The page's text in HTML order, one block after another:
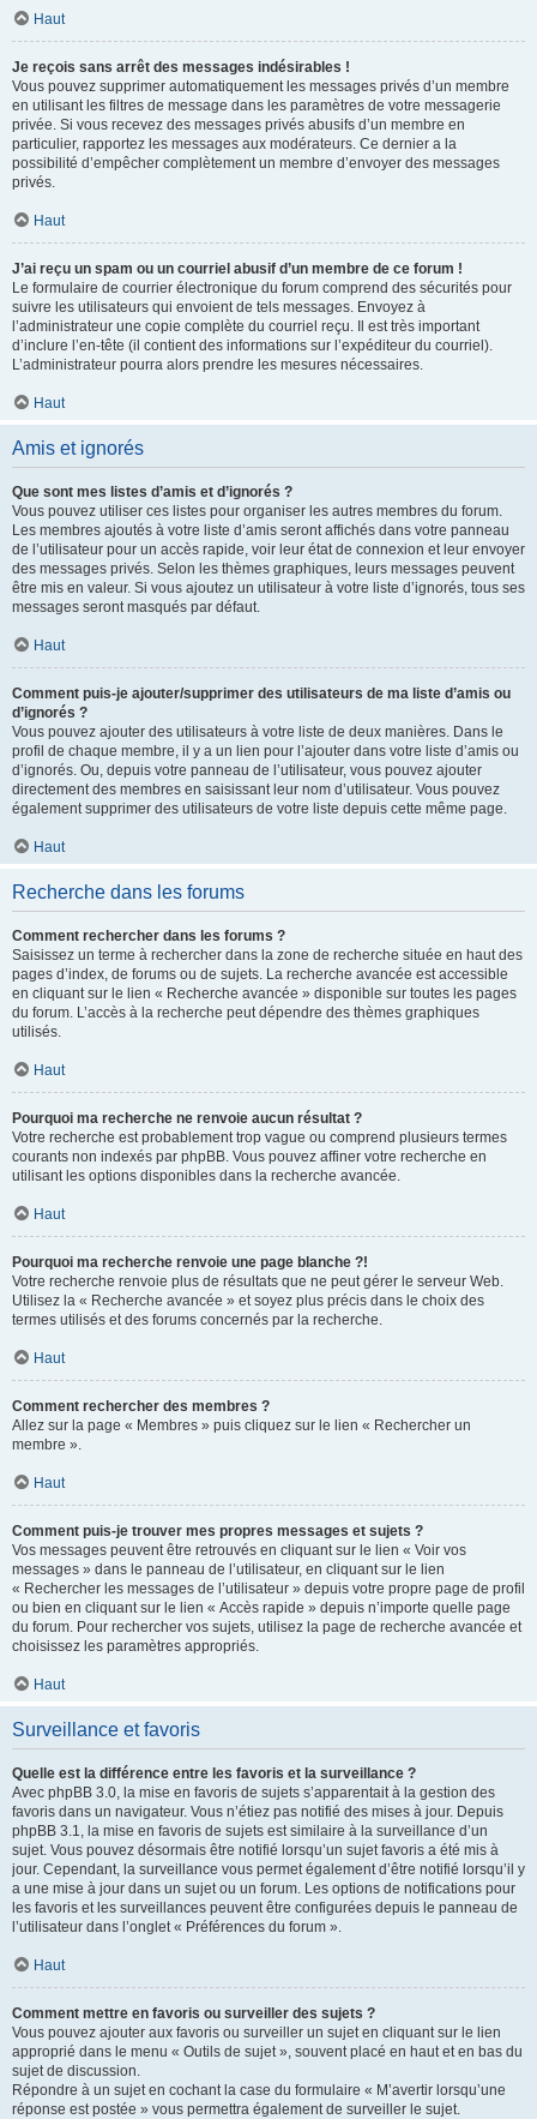
Haut
Je reçois sans arrêt des messages indésirables !
Vous pouvez supprimer automatiquement les messages privés d’un membre
en utilisant les filtres de message dans les paramètres de votre messagerie
privée. Si vous recevez des messages privés abusifs d’un membre en
particulier, rapportez les messages aux modérateurs. Ce dernier a la
possibilité d’empêcher complètement un membre d’envoyer des messages
privés.
Haut
J’ai reçu un spam ou un courriel abusif d’un membre de ce forum !
Le formulaire de courrier électronique du forum comprend des sécurités pour
suivre les utilisateurs qui envoient de tels messages. Envoyez à
l’administrateur une copie complète du courriel reçu. Il est très important
d’inclure l’en-tête (il contient des informations sur l’expéditeur du courriel).
L’administrateur pourra alors prendre les mesures nécessaires.
Haut
Amis et ignorés
Que sont mes listes d’amis et d’ignorés ?
Vous pouvez utiliser ces listes pour organiser les autres membres du forum.
Les membres ajoutés à votre liste d’amis seront affichés dans votre panneau
de l’utilisateur pour un accès rapide, voir leur état de connexion et leur envoyer
des messages privés. Selon les thèmes graphiques, leurs messages peuvent
être mis en valeur. Si vous ajoutez un utilisateur à votre liste d’ignorés, tous ses
messages seront masqués par défaut.
Haut
Comment puis-je ajouter/supprimer des utilisateurs de ma liste d’amis ou
d’ignorés ?
Vous pouvez ajouter des utilisateurs à votre liste de deux manières. Dans le
profil de chaque membre, il y a un lien pour l’ajouter dans votre liste d’amis ou
d’ignorés. Ou, depuis votre panneau de l’utilisateur, vous pouvez ajouter
directement des membres en saisissant leur nom d’utilisateur. Vous pouvez
également supprimer des utilisateurs de votre liste depuis cette même page.
Haut
Recherche dans les forums
Comment rechercher dans les forums ?
Saisissez un terme à rechercher dans la zone de recherche située en haut des
pages d’index, de forums ou de sujets. La recherche avancée est accessible
en cliquant sur le lien « Recherche avancée » disponible sur toutes les pages
du forum. L’accès à la recherche peut dépendre des thèmes graphiques
utilisés.
Haut
Pourquoi ma recherche ne renvoie aucun résultat ?
Votre recherche est probablement trop vague ou comprend plusieurs termes
courants non indexés par phpBB. Vous pouvez affiner votre recherche en
utilisant les options disponibles dans la recherche avancée.
Haut
Pourquoi ma recherche renvoie une page blanche ?!
Votre recherche renvoie plus de résultats que ne peut gérer le serveur Web.
Utilisez la « Recherche avancée » et soyez plus précis dans le choix des
termes utilisés et des forums concernés par la recherche.
Haut
Comment rechercher des membres ?
Allez sur la page « Membres » puis cliquez sur le lien « Rechercher un
membre ».
Haut
Comment puis-je trouver mes propres messages et sujets ?
Vos messages peuvent être retrouvés en cliquant sur le lien « Voir vos
messages » dans le panneau de l’utilisateur, en cliquant sur le lien
« Rechercher les messages de l’utilisateur » depuis votre propre page de profil
ou bien en cliquant sur le lien « Accès rapide » depuis n’importe quelle page
du forum. Pour rechercher vos sujets, utilisez la page de recherche avancée et
choisissez les paramètres appropriés.
Haut
Surveillance et favoris
Quelle est la différence entre les favoris et la surveillance ?
Avec phpBB 3.0, la mise en favoris de sujets s’apparentait à la gestion des
favoris dans un navigateur. Vous n’étiez pas notifié des mises à jour. Depuis
phpBB 3.1, la mise en favoris de sujets est similaire à la surveillance d’un
sujet. Vous pouvez désormais être notifié lorsqu’un sujet favoris a été mis à
jour. Cependant, la surveillance vous permet également d’être notifié lorsqu’il y
a une mise à jour dans un sujet ou un forum. Les options de notifications pour
les favoris et les surveillances peuvent être configurées depuis le panneau de
l’utilisateur dans l’onglet « Préférences du forum ».
Haut
Comment mettre en favoris ou surveiller des sujets ?
Vous pouvez ajouter aux favoris ou surveiller un sujet en cliquant sur le lien
approprié dans le menu « Outils de sujet », souvent placé en haut et en bas du
sujet de discussion.
Répondre à un sujet en cochant la case du formulaire « M’avertir lorsqu’une
réponse est postée » vous permettra également de surveiller le sujet.